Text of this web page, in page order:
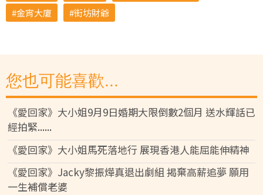
金宵大廈
街坊財爺
您也可能喜歡...
《愛回家》大小姐9月9日婚期大限倒數2個月 送水輝話已
經拍緊......
《愛回家》大小姐馬死落地行 展現香港人能屈能伸精神
《愛回家》Jacky黎振燁真退出劇組 揭棄高薪追夢 願用
一生補償老婆